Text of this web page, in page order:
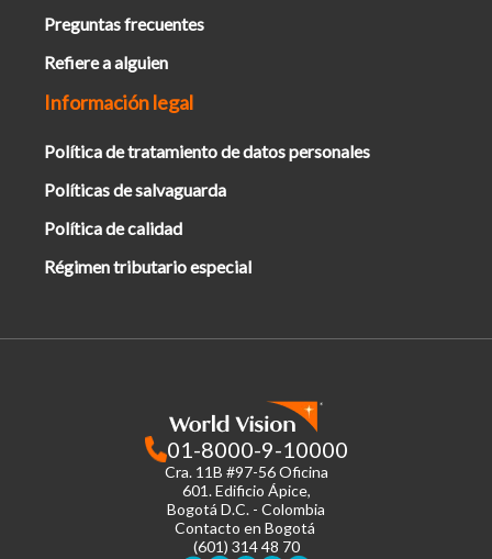
Preguntas frecuentes
Refiere a alguien
Información legal
Política de tratamiento de datos personales
Políticas de salvaguarda
Política de calidad
Régimen tributario especial
01-8000-9-10000
Cra. 11B #97-56 Oficina
601.Edificio Ápice,
Bogotá D.C. - Colombia
Contacto en Bogotá
(601) 314 48 70